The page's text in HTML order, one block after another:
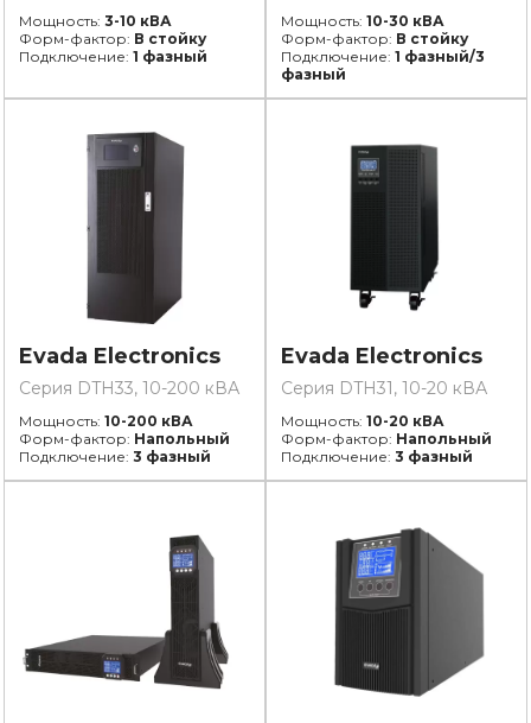
Мощность: 3-10 кВА
Форм-фактор: В стойку
Подключение: 1 фазный
Мощность: 10-30 кВА
Форм-фактор: В стойку
Подключение: 1 фазный/3
фазный
Evada Electronics
Серия DTH33, 10-200 кВА
Мощность: 10-200 кВА
Форм-фактор: Напольный
Подключение: 3 фазный
Evada Electronics
Серия DTH31, 10-20 кВА
Мощность: 10-20 кВА
Форм-фактор: Напольный
Подключение: 3 фазный